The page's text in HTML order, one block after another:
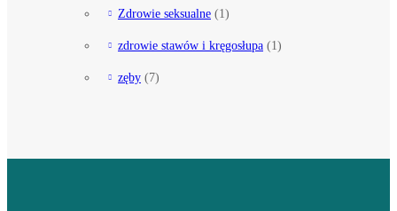
Zdrowie seksualne (1)
zdrowie stawów i kręgosłupa (1)
zęby (7)